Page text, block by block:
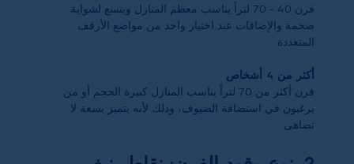
فرن 40
-
70 لتراً يناسب معظم المنازل ويتسع لشواية
ضخمة والإضافات عند اختيار واحد من مواضع الأرفف
المتعددة.
أكثر من 4 أشخاص
فرن أكثر من 70
لتراً يناسب المنازل كبيرة الحجم أو من
يرغبون في استضافة الضيوف، وذلك لأنه يتميز بسعة لا
تضاهى.